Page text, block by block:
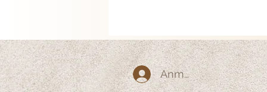
Anmelden